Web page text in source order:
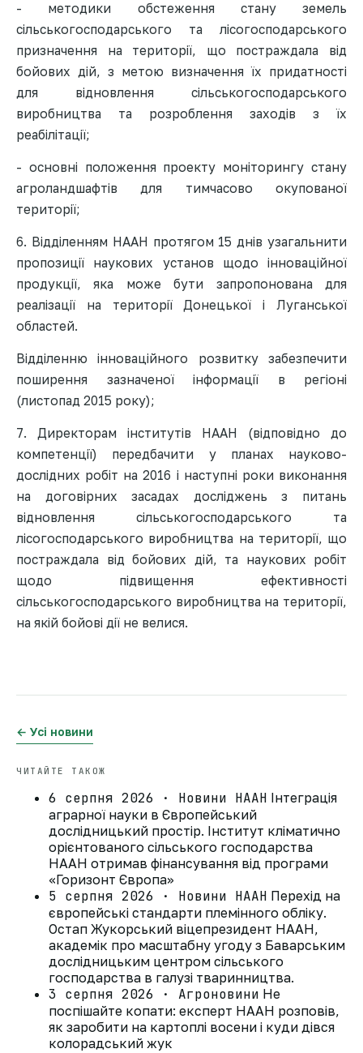
- методики обстеження стану земель
сільськогосподарського та лісогосподарського
призначення на території, що постраждала від
бойових дій, з метою визначення їх придатності
для відновлення сільськогосподарського
виробництва та розроблення заходів з їх
реабілітації;
- основні положення проекту моніторингу стану
агроландшафтів для тимчасово окупованої
території;
6. Відділенням НААН протягом 15 днів узагальнити
пропозиції наукових установ щодо інноваційної
продукції, яка може бути запропонована для
реалізації на території Донецької і Луганської
областей.
Відділенню інноваційного розвитку забезпечити
поширення зазначеної інформації в регіоні
(листопад 2015 року);
7. Директорам інститутів НААН (відповідно до
компетенції) передбачити у планах науково-
дослідних робіт на 2016 і наступні роки виконання
на договірних засадах досліджень з питань
відновлення сільськогосподарського та
лісогосподарського виробництва на території, що
постраждала від бойових дій, та наукових робіт
щодо підвищення ефективності
сільськогосподарського виробництва на території,
на якій бойові дії не велися.
← Усі новини
ЧИТАЙТЕ ТАКОЖ
6 серпня 2026 · Новини НААН Інтеграція
аграрної науки в Європейський
дослідницький простір. Інститут кліматично
орієнтованого сільського господарства
НААН отримав фінансування від програми
«Горизонт Європа»
5 серпня 2026 · Новини НААН Перехід на
європейські стандарти племінного обліку.
Остап Жукорський віцепрезидент НААН,
академік про масштабну угоду з Баварським
дослідницьким центром сільського
господарства в галузі тваринництва.
3 серпня 2026 · Агроновини Не
поспішайте копати: експерт НААН розповів,
як заробити на картоплі восени і куди дівся
колорадський жук